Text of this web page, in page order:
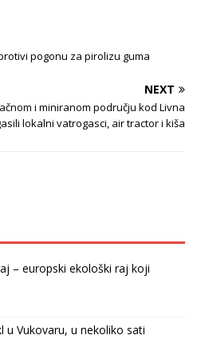
pogonu za pirolizu guma
NEXT
i miniranom području kod Livna
lokalni vatrogasci, air tractor i kiša
– europski ekološki raj koji
u Vukovaru, u nekoliko sati